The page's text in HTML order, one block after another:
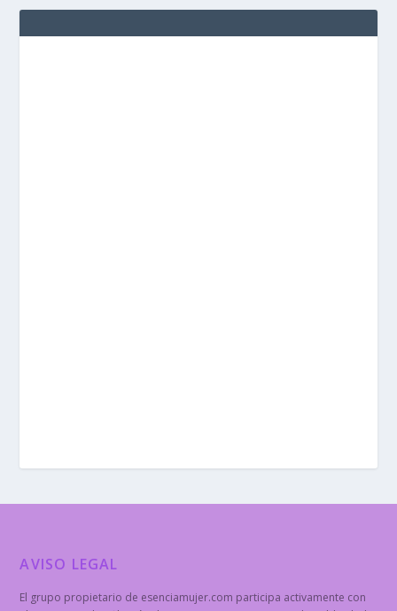
AVISO LEGAL
El grupo propietario de esenciamujer.com participa activamente con